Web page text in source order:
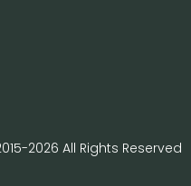
2026 All Rights Reserved